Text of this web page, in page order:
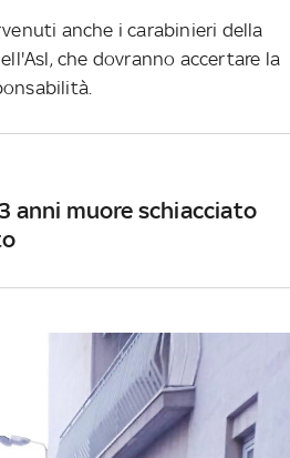
anche i carabinieri della
che dovranno accertare la
anni muore schiacciato